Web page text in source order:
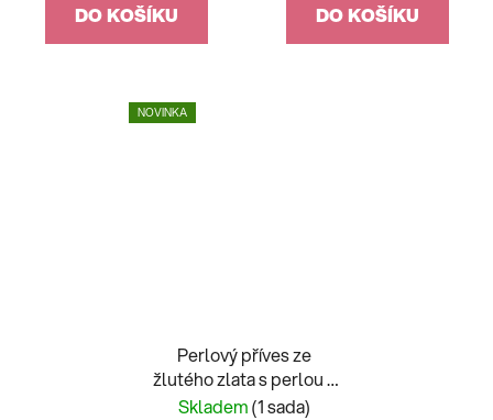
DO KOŠÍKU DO KOŠÍKU
NOVINKA
Perlový příves ze
žlutého zlata s perlou a
diamanty 7mm
Skladem(1 sada)